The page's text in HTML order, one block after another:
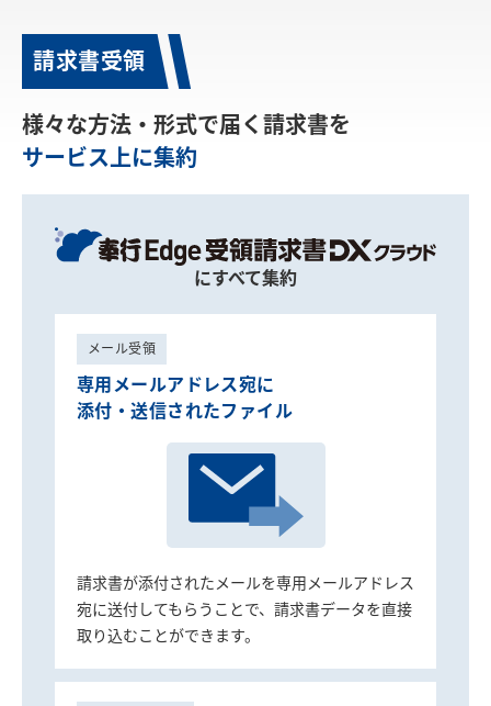
請求書受領
様々な方法・形式で届く請求書を
サービス上に集約
にすべて集約
メール受領
専用メールアドレス宛に
添付・送信されたファイル
請求書が添付されたメールを専用メールアドレス
宛に送付してもらうことで、請求書データを直接
取り込むことができます。